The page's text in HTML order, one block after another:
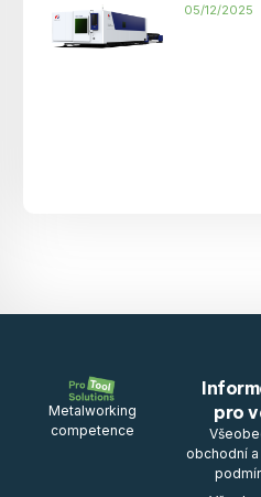
05/12/2025
Metalworking
competence
pro
obchodní